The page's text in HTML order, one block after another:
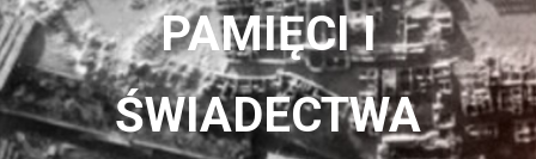
PAMIĘCI I
ŚWIADECTWA